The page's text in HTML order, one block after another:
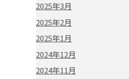
2025年3月
2025年2月
2025年1月
2024年12月
2024年11月